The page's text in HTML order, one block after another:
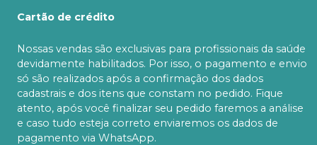
Cartão de crédito
Nossas vendas são exclusivas para profissionais da saúde
devidamente habilitados. Por isso, o pagamento e envio
só são realizados após a confirmação dos dados
cadastrais e dos itens que constam no pedido. Fique
atento, após você finalizar seu pedido faremos a análise
e caso tudo esteja correto enviaremos os dados de
pagamento via WhatsApp.